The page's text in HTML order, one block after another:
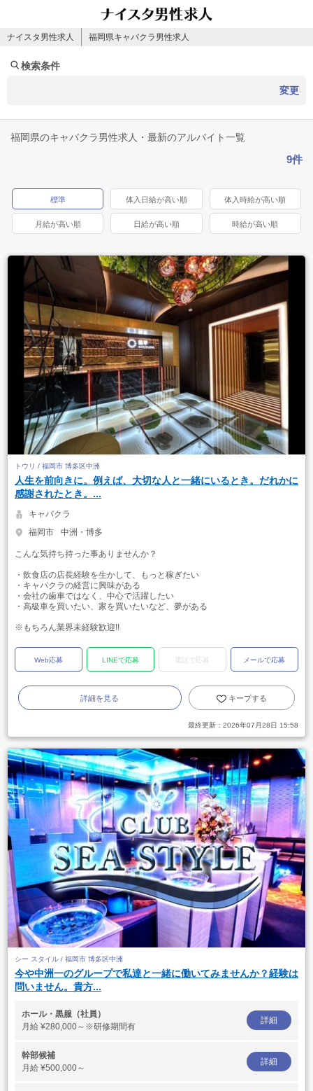
ナイスタ男性求人 福岡県キャバクラ男性求人
検索条件
変更
福岡県のキャバクラ男性求人・最新のアルバイト一覧
9件
標準 体入日給が高い順 体入時給が高い順
月給が高い順 日給が高い順 時給が高い順
トウリ / 福岡市 博多区中洲
人生を前向きに。例えば、大切な人と一緒にいるとき。だれかに
感謝されたとき。...
キャバクラ
福岡市
中洲・博多
こんな気持ち持った事ありませんか？
・飲食店の店長経験を生かして、もっと稼ぎたい
・キャバクラの経営に興味がある
・会社の歯車ではなく、中心で活躍したい
・高級車を買いたい、家を買いたいなど、夢がある
※もちろん業界未経験歓迎!!
Web応募 LINEで応募 電話で応募 メールで応募
詳細を見る キープする
最終更新： 2026年07月28日 15:58
シー スタイル / 福岡市 博多区中洲
今や中洲一のグループで私達と一緒に働いてみませんか？経験は
問いません。貴方...
ホール・黒服（社員）
月給 ¥280,000～※研修期間有
詳細
幹部候補
月給 ¥500,000～
詳細